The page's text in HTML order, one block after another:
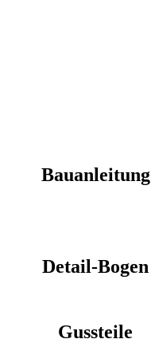
Bauanleitung
Detail-Bogen
Gussteile